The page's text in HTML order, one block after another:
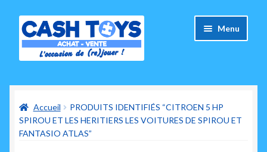
Aller
à
Aller
au
contenu
Menu
Carte Cadeau
Panier
Accueil
PRODUITS IDENTIFIÉS “CITROEN 5 HP
SPIROU ET LES HERITIERS LES VOITURES DE SPIROU ET
FANTASIO ATLAS”